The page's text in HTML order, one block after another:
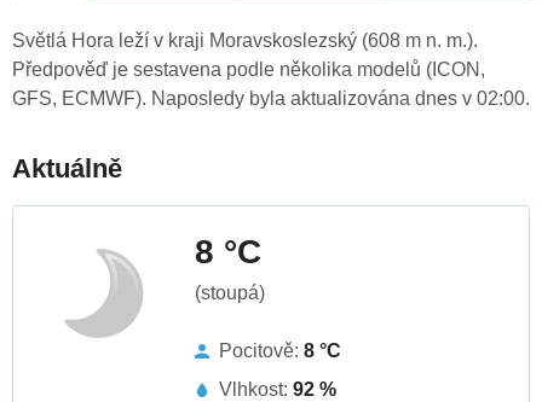
Světlá Hora leží v kraji Moravskoslezský (608 m n. m.).
Předpověď je sestavena podle několika modelů (ICON,
GFS, ECMWF). Naposledy byla aktualizována dnes v 02:00.
Aktuálně
8 °C
(stoupá)
Pocitově: 8 °C
Vlhkost: 92 %